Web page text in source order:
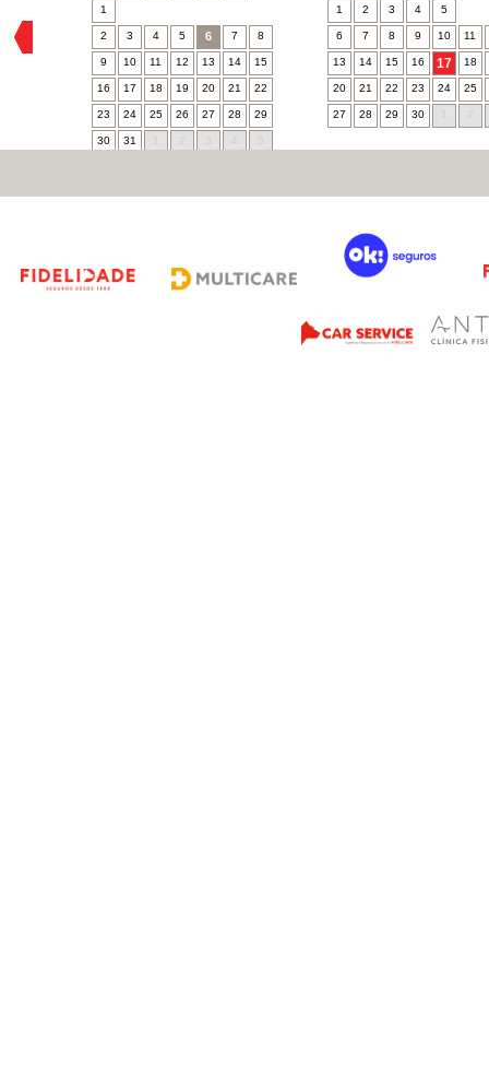
1
2 3 4 5 6 7 8
9 10 11 12 13 14 15
16 17 18 19 20 21 22
23 24 25 26 27 28 29
30 31
1 2 3 4 5
6 7 8 9 10 11
13 14 15 16 17 18
20 21 22 23 24 25
27 28 29 30